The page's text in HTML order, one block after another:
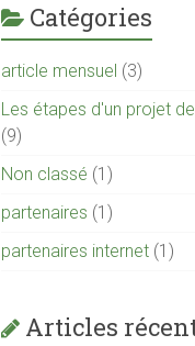
Catégories
article mensuel (3)
Les étapes d'un projet
(9)
Non classé (1)
partenaires (1)
partenaires internet (1)
Articles